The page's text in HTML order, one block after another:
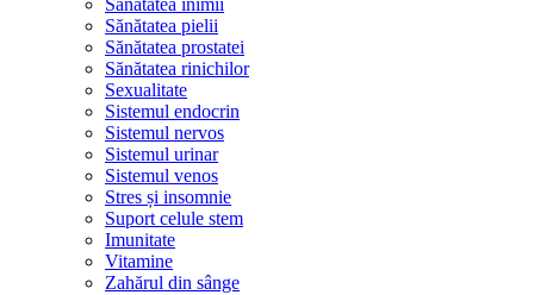
Sănătatea inimii
Sănătatea pielii
Sănătatea prostatei
Sănătatea rinichilor
Sexualitate
Sistemul endocrin
Sistemul nervos
Sistemul urinar
Sistemul venos
Stres și insomnie
Suport celule stem
Imunitate
Vitamine
Zahărul din sânge